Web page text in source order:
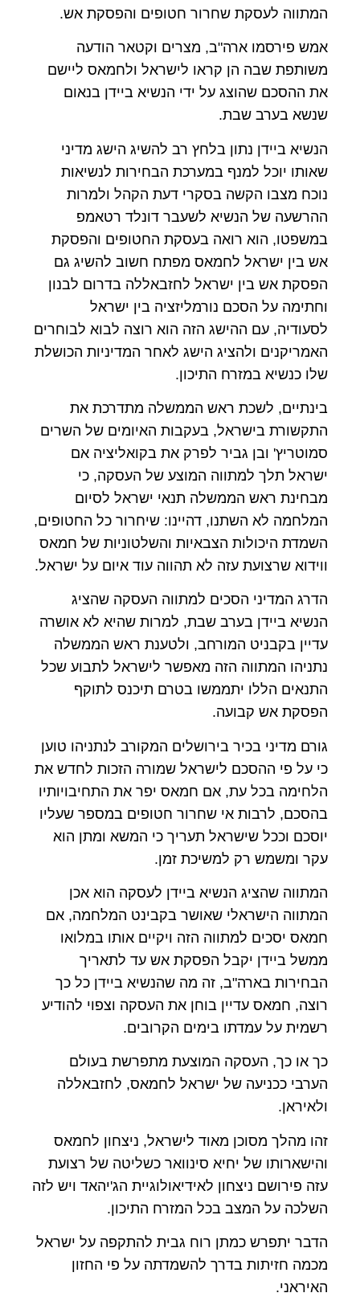
המתווה לעסקת שחרור חטופים והפסקת אש.
אמש פירסמו ארה"ב, מצרים וקטאר הודעה
משותפת שבה הן קראו לישראל ולחמאס ליישם
את ההסכם שהוצג על ידי הנשיא ביידן בנאום
שנשא בערב שבת.
הנשיא ביידן נתון בלחץ רב להשיג הישג מדיני
שאותו יוכל למנף במערכת הבחירות לנשיאות
נוכח מצבו הקשה בסקרי דעת הקהל ולמרות
ההרשעה של הנשיא לשעבר דונלד רטאמפ
במשפטו, הוא רואה בעסקת החטופים והפסקת
אש בין ישראל לחמאס מפתח חשוב להשיג גם
הפסקת אש בין ישראל לחזבאללה בדרום לבנון
וחתימה על הסכם נורמליזציה בין ישראל
לסעודיה, עם ההישג הזה הוא רוצה לבוא לבוחרים
האמריקנים ולהציג הישג לאחר המדיניות הכושלת
שלו כנשיא במזרח התיכון.
בינתיים, לשכת ראש הממשלה מתדרכת את
התקשורת בישראל, בעקבות האיומים של השרים
סמוטריץ' ובן גביר לפרק את בקואליציה אם
ישראל תלך למתווה המוצע של העסקה, כי
מבחינת ראש הממשלה תנאי ישראל לסיום
המלחמה לא השתנו, דהיינו: שיחרור כל החטופים,
השמדת היכולות הצבאיות והשלטוניות של חמאס
ווידוא שרצועת עזה לא תהווה עוד איום על ישראל.
הדרג המדיני הסכים למתווה העסקה שהציג
הנשיא ביידן בערב שבת, למרות שהיא לא אושרה
עדיין בקבניט המורחב, ולטענת ראש הממשלה
נתניהו המתווה הזה מאפשר לישראל לתבוע שכל
התנאים הללו יתממשו בטרם תיכנס לתוקף
הפסקת אש קבועה.
גורם מדיני בכיר בירושלים המקורב לנתניהו טוען
כי על פי ההסכם לישראל שמורה הזכות לחדש את
הלחימה בכל עת, אם חמאס יפר את התחיבויותיו
בהסכם, לרבות אי שחרור חטופים במספר שעליו
יוסכם וככל שישראל תעריך כי המשא ומתן הוא
עקר ומשמש רק למשיכת זמן.
המתווה שהציג הנשיא ביידן לעסקה הוא אכן
המתווה הישראלי שאושר בקבינט המלחמה, אם
חמאס יסכים למתווה הזה ויקיים אותו במלואו
ממשל ביידן יקבל הפסקת אש עד לתאריך
הבחירות בארה"ב, זה מה שהנשיא ביידן כל כך
רוצה, חמאס עדיין בוחן את העסקה וצפוי להודיע
רשמית על עמדתו בימים הקרובים.
כך או כך, העסקה המוצעת מתפרשת בעולם
הערבי ככניעה של ישראל לחמאס, לחזבאללה
ולאיראן.
זהו מהלך מסוכן מאוד לישראל, ניצחון לחמאס
והישארותו של יחיא סינוואר כשליטה של רצועת
עזה פירושם ניצחון לאידיאולוגיית הג'יהאד ויש לזה
השלכה על המצב בכל המזרח התיכון.
הדבר יתפרש כמתן רוח גבית להתקפה על ישראל
מכמה חזיתות בדרך להשמדתה על פי החזון
האיראני.